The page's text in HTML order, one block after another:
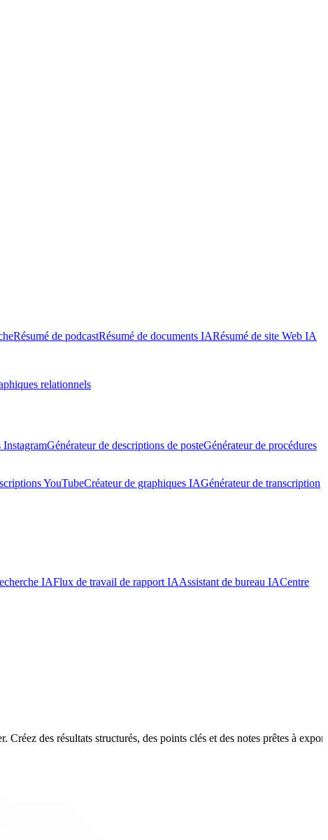
Résumé de podcastRésumé de documents IARésumé de site Web IA
relationnels
InstagramGénérateur de descriptions de posteGénérateur de procédures
YouTubeCréateur de graphiques IAGénérateur de transcription
IAFlux de travail de rapport IAAssistant de bureau IACentre
des résultats structurés, des points clés et des notes prêtes à